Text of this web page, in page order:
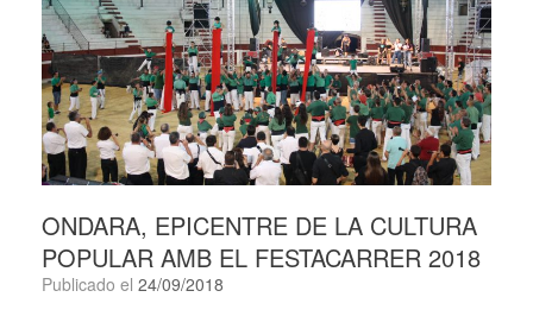
ONDARA, EPICENTRE DE LA CULTURA
POPULAR AMB EL FESTACARRER 2018
Publicado el 24/09/2018